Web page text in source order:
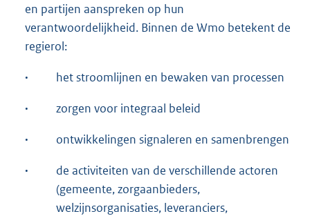
en partijen aanspreken op hun
verantwoordelijkheid. Binnen de Wmo betekent de
regierol:
· het stroomlijnen en bewaken van processen
· zorgen voor integraal beleid
· ontwikkelingen signaleren en samenbrengen
·
de activiteiten van de verschillende actoren
(gemeente, zorgaanbieders,
welzijnsorganisaties, leveranciers,